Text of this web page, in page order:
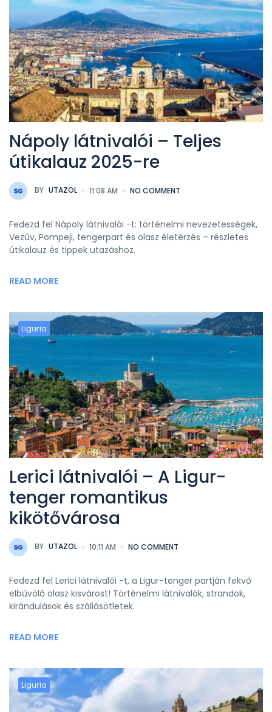
Nápoly látnivalói – Teljes
útikalauz 2025-re
BY UTAZOL 11:08 AM NO COMMENT
Fedezd fel Nápoly látnivalói -t: történelmi nevezetességek,
Vezúv, Pompeji, tengerpart és olasz életérzés – részletes
útikalauz és tippek utazáshoz.
READ MORE
Liguria
Lerici látnivalói – A Ligur-
tenger romantikus
kikötővárosa
BY UTAZOL 10:11 AM NO COMMENT
Fedezd fel Lerici látnivalói -t, a Ligur-tenger partján fekvő
elbűvölő olasz kisvárost! Történelmi látnivalók, strandok,
kirándulások és szállásötletek.
READ MORE
Liguria